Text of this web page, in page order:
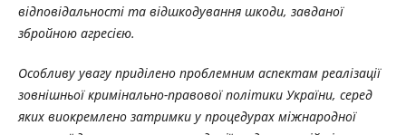
відповідальності та відшкодування шкоди, завданої
збройною агресією.
Особливу увагу приділено проблемним аспектам реалізації
зовнішньої кримінально-правової політики України, серед
яких виокремлено затримки у процедурах міжнародної